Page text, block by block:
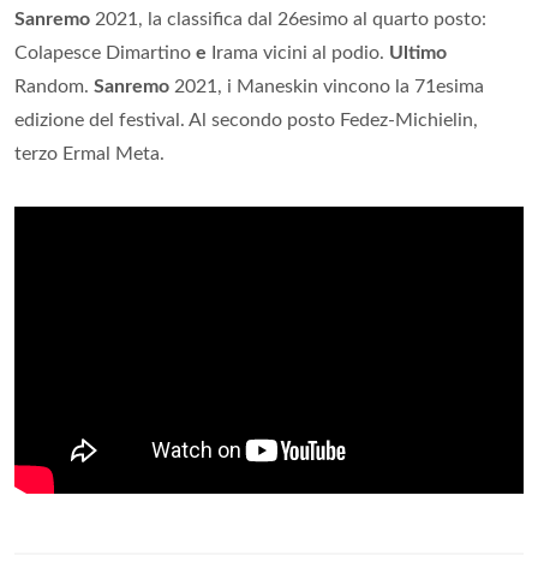
Sanremo 2021, la classifica dal 26esimo al quarto posto:
Colapesce Dimartino e Irama vicini al podio. Ultimo
Random. Sanremo 2021, i Maneskin vincono la 71esima
edizione del festival. Al secondo posto Fedez-Michielin,
terzo Ermal Meta.